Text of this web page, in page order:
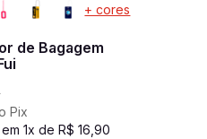
+ cores
de Bagagem
Pix
em1x deR$ 16 ,90